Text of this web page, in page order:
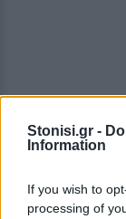
Stonisi.gr -
Information
If you wish to
processing of